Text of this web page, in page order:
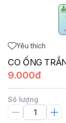
Yêu thích
CO ỐNG
9.000đ
Số lượng